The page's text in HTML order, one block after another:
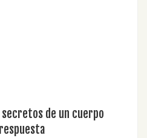
de un cuerpo